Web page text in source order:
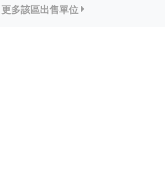
更多該區出售單位